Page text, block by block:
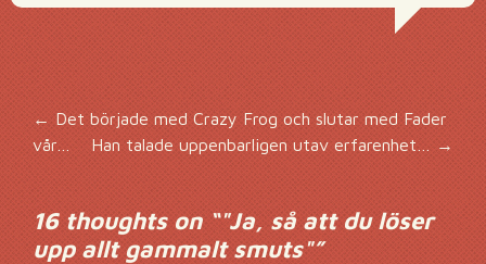
Inläggsnavigering
←Det började med Crazy Frog och slutar med Fader
vår…
Han talade uppenbarligen utav erfarenhet…→
16 thoughts on “"Ja, så att du löser
upp allt gammalt smuts"”